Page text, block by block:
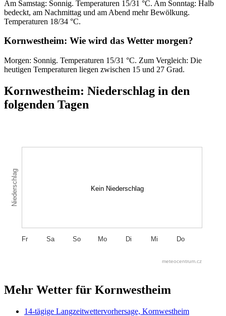
Am Samstag: Sonnig. Temperaturen 15/31 °C. Am Sonntag: Halb
bedeckt, am Nachmittag und am Abend mehr Bewölkung.
Temperaturen 18/34 °C.
Kornwestheim: Wie wird das Wetter morgen?
Morgen: Sonnig. Temperaturen 15/31 °C. Zum Vergleich: Die
heutigen Temperaturen liegen zwischen 15 und 27 Grad.
Kornwestheim: Niederschlag in den
folgenden Tagen
Niederschlag
Fr Sa So Mo Di Mi Do
meteocentrum.cz
Kein Niederschlag
Mehr Wetter für Kornwestheim
14-tägige Langzeitwettervorhersage, Kornwestheim